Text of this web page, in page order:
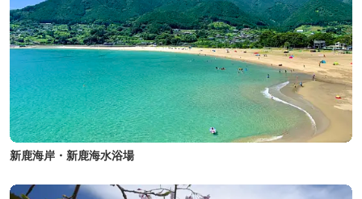
新鹿海岸・新鹿海水浴場